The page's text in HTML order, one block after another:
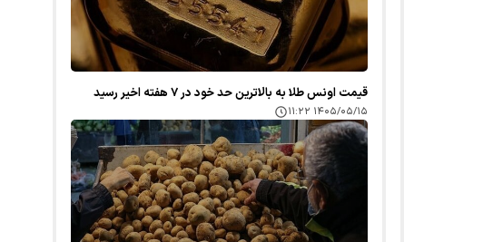
قیمت اونس طلا به بالاترین حد خود در ۷ هفته اخیر رسید
۱۴۰۵/۰۵/۱۵ ۱۱:۲۲